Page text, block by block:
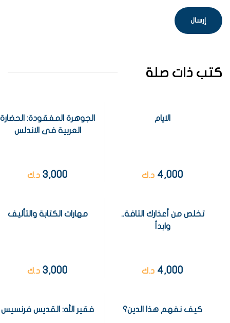
كتب ذات صلة
الايام
4,000 د.ك
الجوهرة المفقودة: الحضارة
العربية فى الاندلس
3,000 د.ك
تخلص من أعذارك التافة..
وابدأ
4,000 د.ك
مهارات الكتابة والتأليف
3,000 د.ك
كيف نفهم هذا الدين؟ فقير الله: القديس فرنسيس